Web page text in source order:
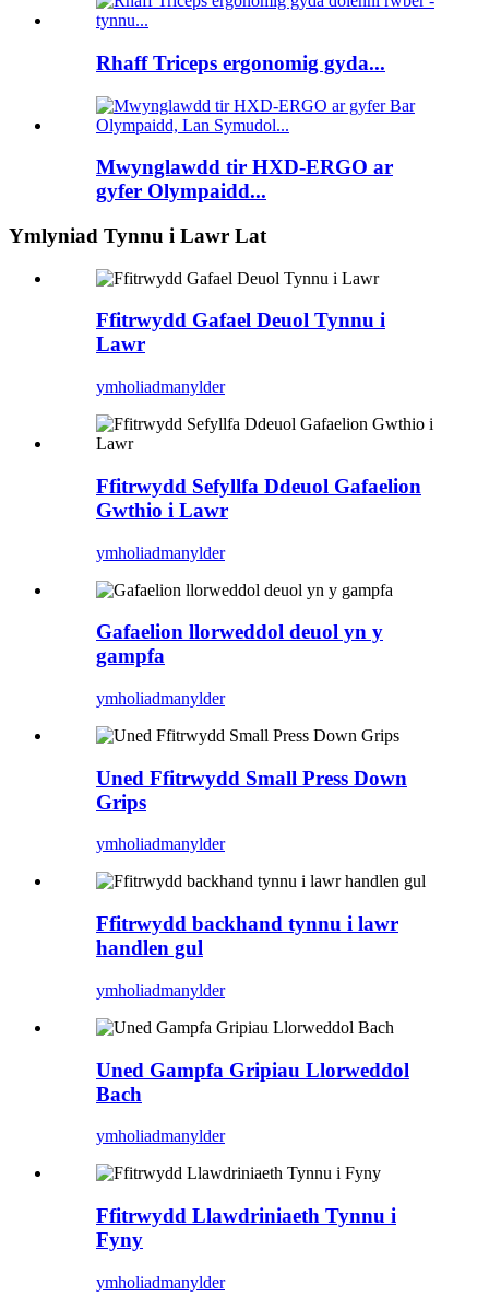
Rhaff Triceps ergonomig gyda...
Mwynglawdd tir HXD-ERGO ar
gyfer Olympaidd...
Ymlyniad Tynnu i Lawr Lat
Ffitrwydd Gafael Deuol Tynnu i
Lawr
ymholiadmanylder
Ffitrwydd Sefyllfa Ddeuol Gafaelion
Gwthio i Lawr
ymholiadmanylder
Gafaelion llorweddol deuol yn y
gampfa
ymholiadmanylder
Uned Ffitrwydd Small Press Down
Grips
ymholiadmanylder
Ffitrwydd backhand tynnu i lawr
handlen gul
ymholiadmanylder
Uned Gampfa Gripiau Llorweddol
Bach
ymholiadmanylder
Ffitrwydd Llawdriniaeth Tynnu i
Fyny
ymholiadmanylder